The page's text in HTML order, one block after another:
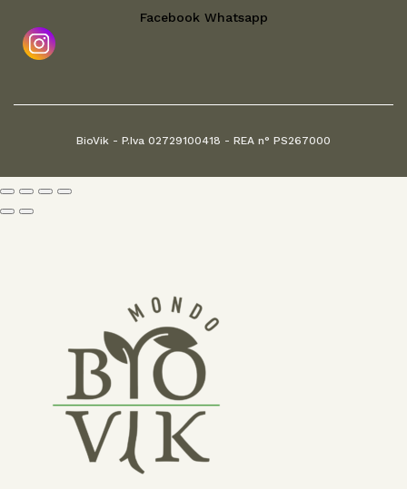
Facebook Whatsapp
BioVik - P.Iva 02729100418 - REA n° PS267000